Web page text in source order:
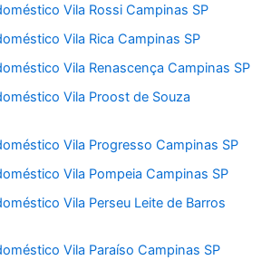
Vila Rossi Campinas SP
Vila Rica Campinas SP
Vila Renascença Campinas SP
Vila Proost de Souza
Vila Progresso Campinas SP
Vila Pompeia Campinas SP
Vila Perseu Leite de Barros
Vila Paraíso Campinas SP